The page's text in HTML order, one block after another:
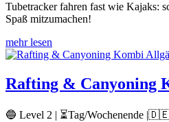
Tubetracker fahren fast wie Kajaks:
Spaß mitzumachen!
mehr lesen
Rafting & Canyoning
🔵 Level 2 | ⏳Tag/Wochenende